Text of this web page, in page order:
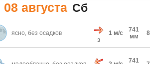
08 августа Сб
ясно, без осадков
З
1 м/с
741
мм
741